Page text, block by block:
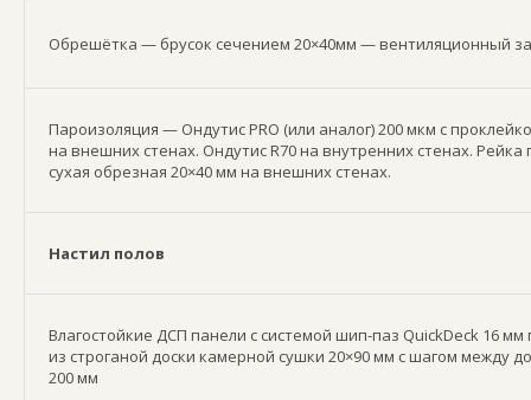
Обрешётка — брусок сечением 20×40мм — вентиляционный
Пароизоляция — Ондутис PRO (или аналог) 200 мкм с
на внешних стенах. Ондутис R70 на внутренних стенах. Рейка
сухая обрезная 20×40 мм на внешних стенах.
Настил полов
Влагостойкие ДСП панели с системой шип-паз QuickDeck 16
из строганой доски камерной сушки 20×90 мм с шагом между
200 мм